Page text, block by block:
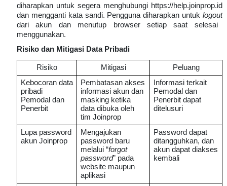
diharapkan untuk segera menghubungi https://help.joinprop.id
dan mengganti kata sandi. Pengguna diharapkan untuk logout
dari akun dan menutup browser setiap saat selesai
menggunakan.
Risiko dan Mitigasi Data Pribadi
Risiko Mitigasi
Peluang
Kebocoran data
pribadi
Pemodal dan
Penerbit
Pembatasan akses
informasi akun dan
masking ketika
data dibuka oleh
tim Joinprop
Informasi terkait
Pemodal dan
Penerbit dapat
ditelusuri
Lupa password
akun Joinprop
Mengajukan
password baru
melalui “forgot
password” pada
website maupun
aplikasi
Password dapat
ditangguhkan, dan
akun dapat diakses
kembali